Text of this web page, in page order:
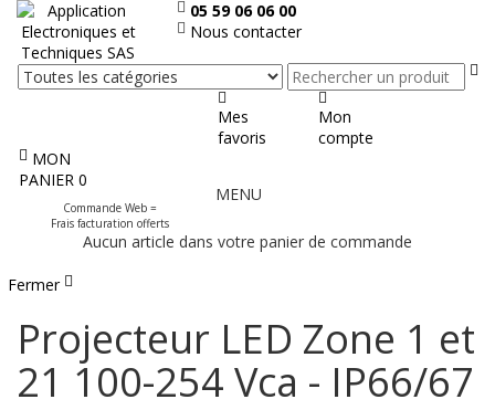
05 59 06 06 00
Nous contacter
Mes
favoris
Mon
compte
MON
PANIER 0
Commande Web =
Frais facturation offerts
le
MENU
Aucun article dans votre panier de commande
Fermer
Projecteur LED Zone 1 et
21 100-254 Vca - IP66/67